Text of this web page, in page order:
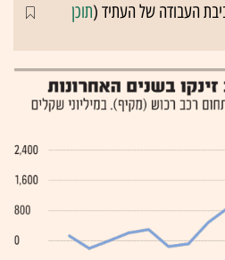
העבודה של העתיד (תוכן